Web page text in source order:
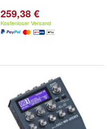
259,38 €
Kostenloser Versand